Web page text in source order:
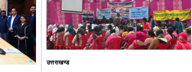
उत्तराखण्ड